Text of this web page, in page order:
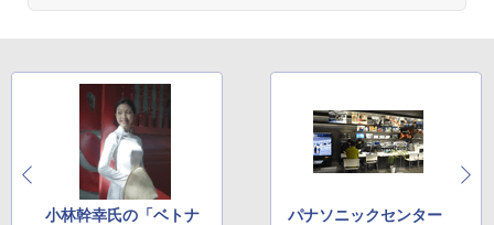
小林幹幸氏の「ベトナ
パナソニックセンター